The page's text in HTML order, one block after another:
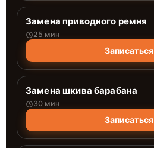
Замена приводного ремня
25 мин
Записаться
Замена шкива барабана
30 мин
Записаться